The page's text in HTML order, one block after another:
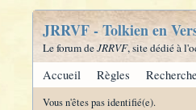
JRRVF - Tolkien en
Le forum deJRRVF, site dédié à
Accueil Règles Recherche
Vous n'êtes pas identifié(e).